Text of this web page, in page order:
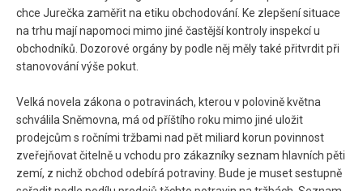
chce Jurečka zaměřit na etiku obchodování. Ke zlepšení situace
na trhu mají napomoci mimo jiné častější kontroly inspekcí u
obchodníků. Dozorové orgány by podle něj měly také přitvrdit při
stanovování výše pokut.
Velká novela zákona o potravinách, kterou v polovině května
schválila Sněmovna, má od příštího roku mimo jiné uložit
prodejcům s ročními tržbami nad pět miliard korun povinnost
zveřejňovat čitelně u vchodu pro zákazníky seznam hlavních pěti
zemí, z nichž obchod odebírá potraviny. Bude je muset sestupně